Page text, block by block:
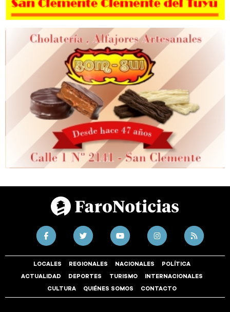
LOCALES REGIONALES NACIONALES POLÍTICA
ACTUALIDAD DEPORTES TURISMO INTERNACIONALES
CULTURA QUIÉNES SOMOS CONTACTO